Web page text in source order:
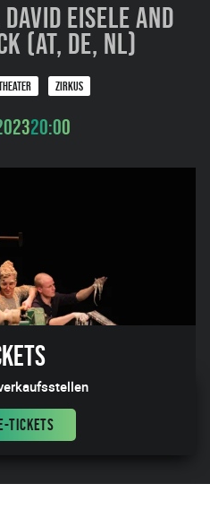
Eisele and
(AT, DE, NL)
ZIRKUS
20:00
TICKETS